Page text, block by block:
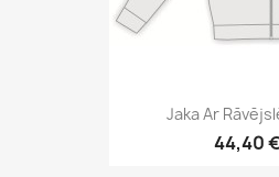
Jaka Ar
44,40 €